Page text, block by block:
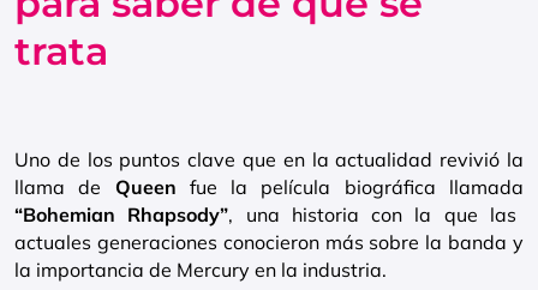
trata
Uno de los puntos clave que en la actualidad revivió la
llama de Queen fue la película biográfica llamada
“Bohemian Rhapsody”, una historia con la que las
actuales generaciones conocieron más sobre la banda y
la importancia de Mercury en la industria.